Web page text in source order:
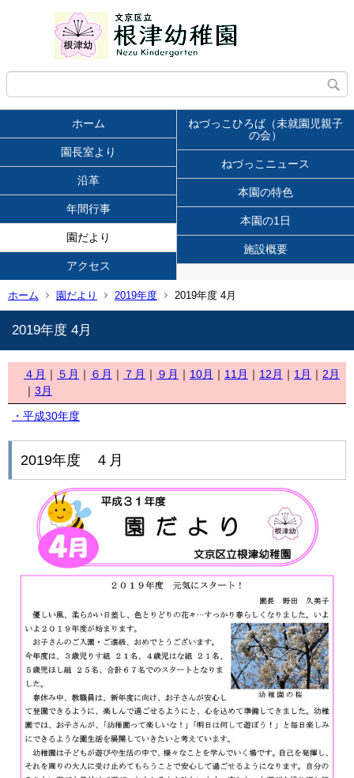
ホーム
ねづっこひろば（未就園児親子
の会）
園長室より
ねづっこニュース
沿革
本園の特色
年間行事
本園の1日
園だより
施設概要
アクセス
ホーム 園だより 2019年度 2019年度 4月
2019年度 4月
４月 ｜ ５月 ｜ ６月 ｜ ７月 ｜ ９月 ｜ 10月 ｜ 11月 ｜ 12月 ｜ 1月 ｜ 2月
｜ 3月
・平成30年度
2019年度 ４月